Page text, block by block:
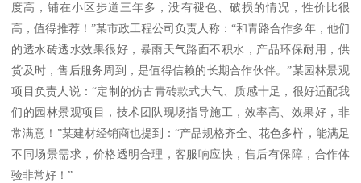
度高，铺在小区步道三年多，没有褪色、破损的情况，性价比很
高，值得推荐！”某市政工程公司负责人称：“和青路合作多年，他们
的透水砖透水效果很好，暴雨天气路面不积水，产品环保耐用，供
货及时，售后服务周到，是值得信赖的长期合作伙伴。”某园林景观
项目负责人说：“定制的仿古青砖款式大气、质感十足，很好适配我
们的园林景观项目，技术团队现场指导施工，效率高、效果好，非
常满意！”某建材经销商也提到：“产品规格齐全、花色多样，能满足
不同场景需求，价格透明合理，客服响应快，售后有保障，合作体
验非常好！”